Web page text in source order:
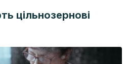
цільнозернові